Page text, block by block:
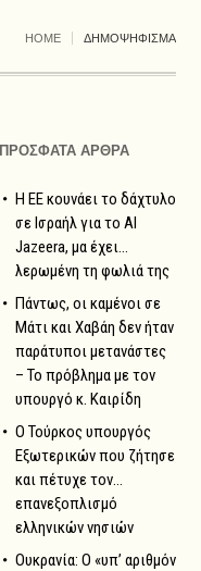
HOME ΔΗΜΟΨΗΦΙΣΜΑ
ΠΡΟΣΦΑΤΑ ΑΡΘΡΑ
Η ΕΕ κουνάει το δάχτυλο
σε Ισραήλ για το Al
Jazeera, μα έχει…
λερωμένη τη φωλιά της
Πάντως, οι καμένοι σε
Μάτι και Χαβάη δεν ήταν
παράτυποι μετανάστες
– Το πρόβλημα με τον
υπουργό κ. Καιρίδη
Ο Τούρκος υπουργός
Εξωτερικών που ζήτησε
και πέτυχε τον…
επανεξοπλισμό
ελληνικών νησιών
Ουκρανία: Ο «υπ’ αριθμόν